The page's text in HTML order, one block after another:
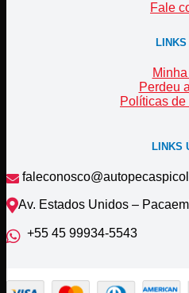
Fale
LINKS
Perdeu
Políticas
LINKS
Av. Estados Unidos –
+55 45 99934‑5543‬